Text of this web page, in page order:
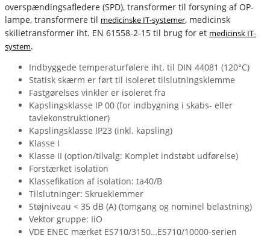
overspændingsafledere (SPD), transformer til forsyning af OP-
lampe, transformere til medicinske IT-systemer, medicinsk
skilletransformer iht. EN 61558-2-15 til brug for et medicinsk IT-
system.
Indbyggede temperaturfølere iht. til DIN 44081 (120°C)
Statisk skærm er ført til isoleret tilslutningsklemme
Fastgørelses vinkler er isoleret fra
Kapslingsklasse IP 00 (for indbygning i skabs- eller
tavlekonstruktioner)
Kapslingsklasse IP23 (inkl. kapsling)
Klasse I
Klasse II (option/tilvalg: Komplet indstøbt udførelse)
Forstærket isolation
Klassefikation af isolation: ta40/B
Tilslutninger: Skrueklemmer
Støjniveau < 35 dB (A) (tomgang og nominel belastning)
Vektor gruppe: IiO
VDE ENEC mærket ES710/3150…ES710/10000-serien